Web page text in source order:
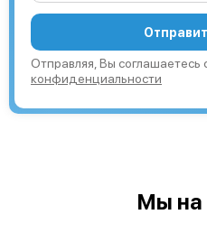
Отправляя, Вы соглашаетесь
конфиденциальности
Мы на